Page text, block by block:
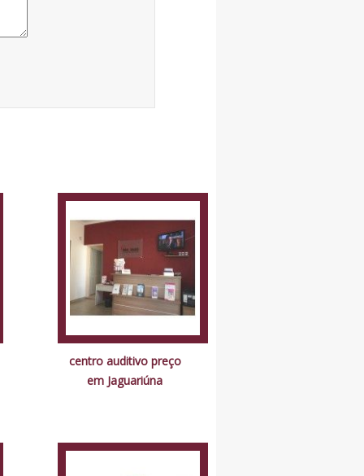
centro auditivo preço
em Jaguariúna